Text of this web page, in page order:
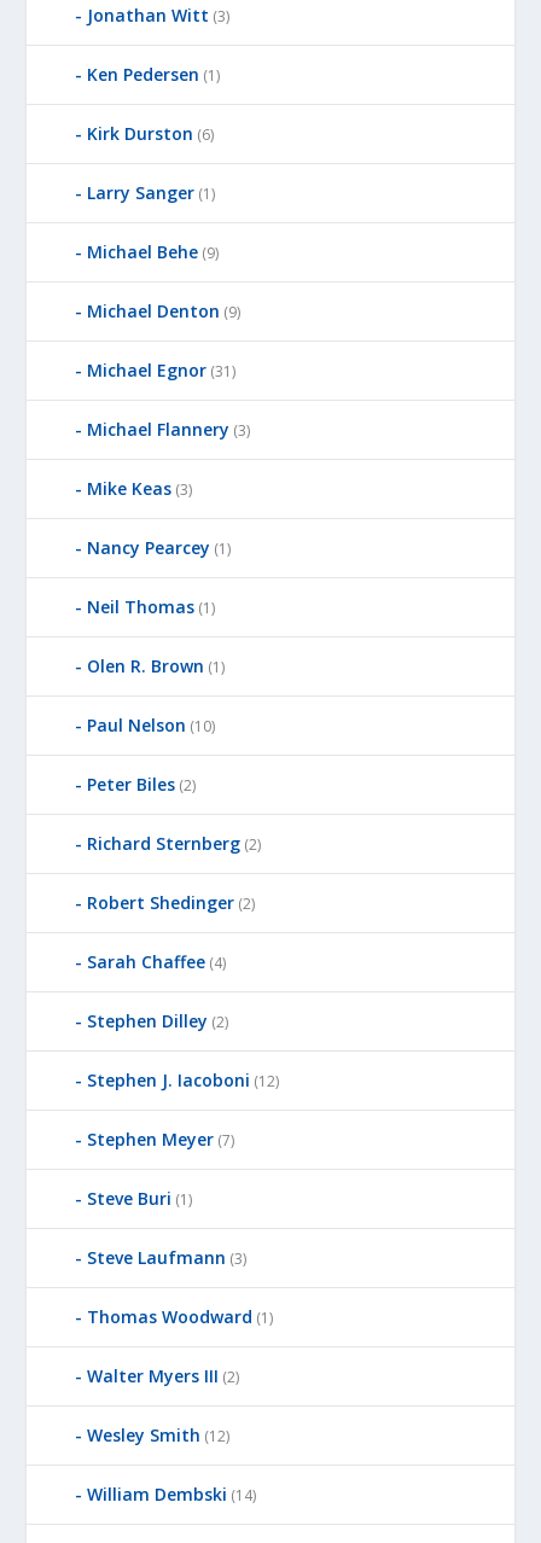
Jonathan Witt (3)
Ken Pedersen (1)
Kirk Durston (6)
Larry Sanger (1)
Michael Behe (9)
Michael Denton (9)
Michael Egnor (31)
Michael Flannery (3)
Mike Keas (3)
Nancy Pearcey (1)
Neil Thomas (1)
Olen R. Brown (1)
Paul Nelson (10)
Peter Biles (2)
Richard Sternberg (2)
Robert Shedinger (2)
Sarah Chaffee (4)
Stephen Dilley (2)
Stephen J. Iacoboni (12)
Stephen Meyer (7)
Steve Buri (1)
Steve Laufmann (3)
Thomas Woodward (1)
Walter Myers III (2)
Wesley Smith (12)
William Dembski (14)